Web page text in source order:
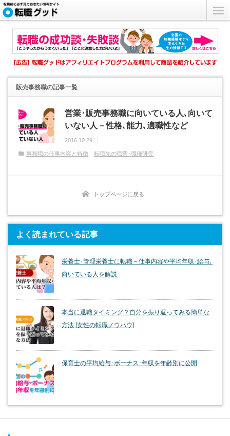
販売事務職の記事一覧
営業･販売事務職に向いている人､向いて
いない人－性格､能力､適職性など
2016.10.29
事務職の仕事内容と特徴 転職先の職業･職種研究
トップページに戻る
よく読まれている記事
栄養士･管理栄養士に転職－仕事内容や平均年収･給与､
向いている人を解説
本当に退職タイミング？自分を振り返ってみる簡単な
方法 [女性の転職ノウハウ]
保育士の平均給与･ボーナス･年収を年齢別に公開